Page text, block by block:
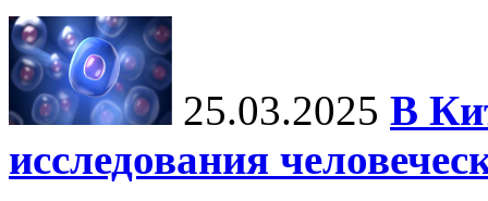
25.03.2025 В
исследования